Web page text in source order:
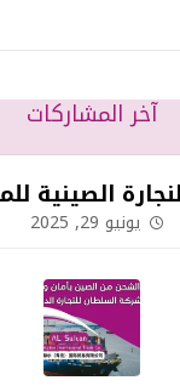
آخر المشاركات
الصينية
يونيو 29, 2025